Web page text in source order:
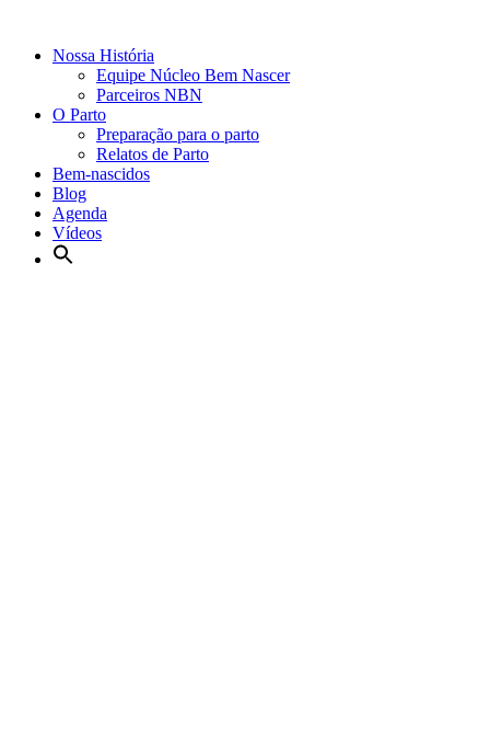
Nossa História
Equipe Núcleo Bem Nascer
Parceiros NBN
O Parto
Preparação para o parto
Relatos de Parto
Bem-nascidos
Blog
Agenda
Vídeos